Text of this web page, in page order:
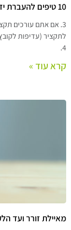
10 טיפים להעברת ידיעה משפטית לתקשורת
3. אם אתם עורכים
לתקציר (עדיפות
4.
קרא עוד »
מאיילת זורר ועד